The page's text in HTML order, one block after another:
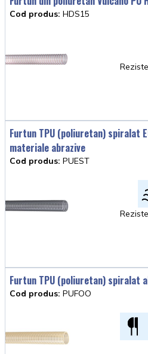
Cod produs: HDS15
Furtun TPU (poliuretan) spiralat
materiale abrazive
Cod produs: PUEST
Furtun TPU (poliuretan) spiralat
Cod produs: PUFOO